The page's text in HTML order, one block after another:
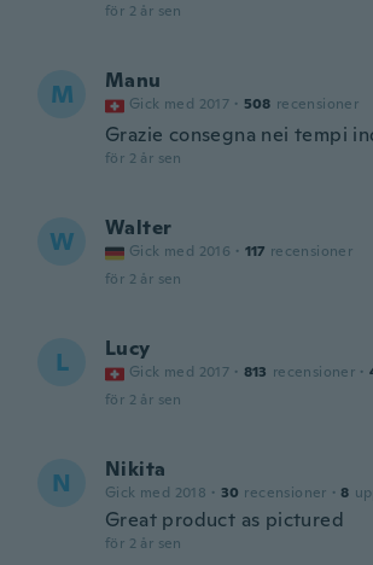
för 2 år sen
M Manu
Gick med 2017 · 508 recensioner
Grazie consegna nei tempi
för 2 år sen
W Walter
Gick med 2016 · 117 recensioner
för 2 år sen
L Lucy
Gick med 2017 · 813 recensioner ·
för 2 år sen
N Nikita
Gick med 2018 · 30 recensioner · 8
Great product as pictured
för 2 år sen